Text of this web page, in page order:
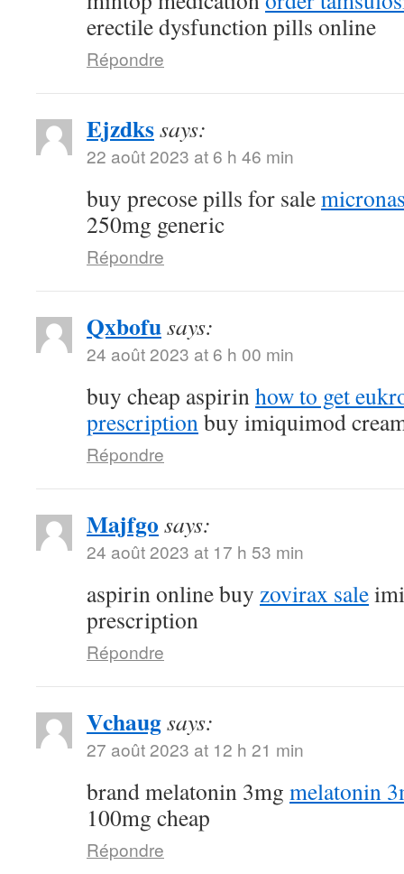
erectile dysfunction pills online
Répondre
Ejzdkssays:
22 août 2023 at 6 h 46 min
buy precose pills for sale
250mg generic
Répondre
Qxbofusays:
24 août 2023 at 6 h 00 min
buy cheap aspirinhow to get
prescriptionbuy imiquimod
Répondre
Majfgo says:
24 août 2023 at 17 h 53 min
aspirin online buy zovirax sale
prescription
Répondre
Vchaugsays:
27 août 2023 at 12 h 21 min
brand melatonin 3mg melatonin
100mg cheap
Répondre